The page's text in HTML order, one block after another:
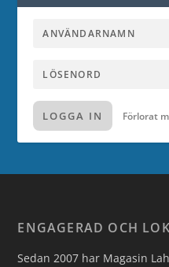
LOGGA IN Förlorat
ENGAGERAD OCH
Sedan 2007 har Magasin